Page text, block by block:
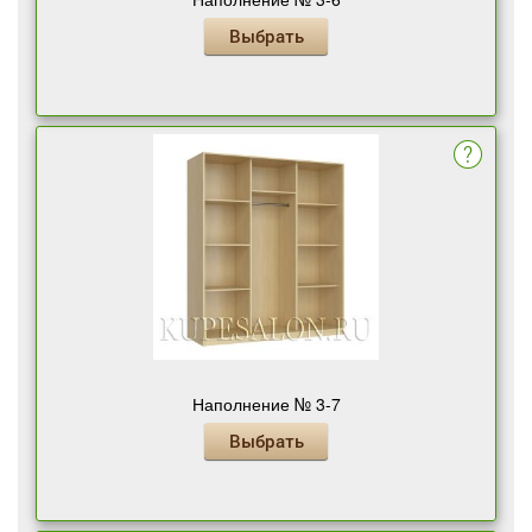
Выбрать
Наполнение № 3-7
Выбрать